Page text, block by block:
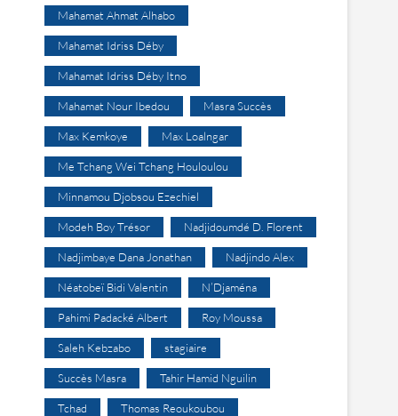
Mahamat Ahmat Alhabo
Mahamat Idriss Déby
Mahamat Idriss Déby Itno
Mahamat Nour Ibedou Masra Succès
Max Kemkoye Max Loalngar
Me Tchang Wei Tchang Houloulou
Minnamou Djobsou Ezechiel
Modeh Boy Trésor Nadjidoumdé D. Florent
Nadjimbaye Dana Jonathan Nadjindo Alex
Néatobeï Bidi Valentin N’Djaména
Pahimi Padacké Albert Roy Moussa
Saleh Kebzabo stagiaire
Succès Masra Tahir Hamid Nguilin
Tchad Thomas Reoukoubou